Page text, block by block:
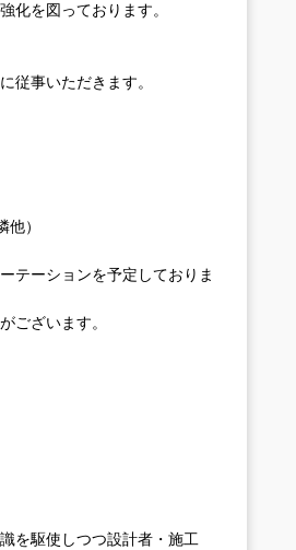
化を図っております。
従事いただきます。
）
テーションを予定しておりま
ございます。
を駆使しつつ設計者・施工